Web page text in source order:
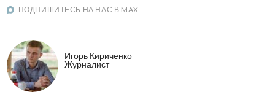
ПОДПИШИТЕСЬ НА НАС В MAX
Игорь Кириченко
Журналист